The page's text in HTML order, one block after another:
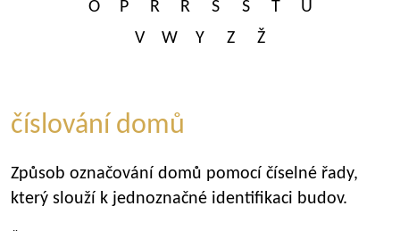
O
P R Ř S Š T
U
V
W Y Z Ž
číslování domů
Způsob označování domů pomocí číselné řady,
který slouží k jednoznačné identifikaci budov.